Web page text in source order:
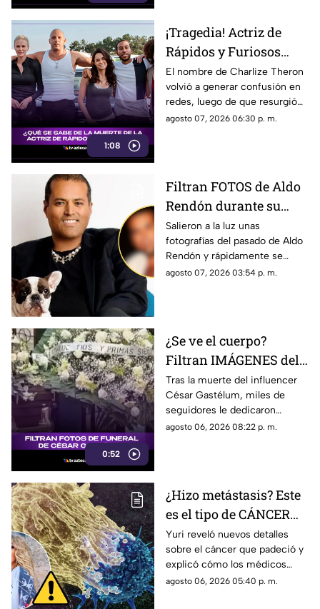
1:08
¡Tragedia! Actriz de
Rápidos y Furiosos
vivió el PEOR momento
de su vida; esto se sabe
El nombre de Charlize Theron
volvió a generar confusión en
redes, luego de que resurgió
fue el dramático episodio
agosto 07, 2026 06:30 p. m.
Filtran FOTOS de Aldo
Rendón durante su
juventud; ¿quién es y
por qué todos hablan
de él?
Salieron a la luz unas
fotografías del pasado de Aldo
Rendón y rápidamente se
hicieron virales por cómo se
agosto 07, 2026 03:54 p. m.
0:52
¿Se ve el cuerpo?
Filtran IMÁGENES del
funeral de César
Gastélum [VIDEO]
Tras la muerte del influencer
César Gastélum, miles de
seguidores le dedicaron
mensajes de despedida,
agosto 06, 2026 08:22 p. m.
¿Hizo metástasis? Este
es el tipo de CÁNCER
que le diagnosticaron a
Yuri
Yuri reveló nuevos detalles
sobre el cáncer que padeció y
explicó cómo los médicos
encontraron un pequeño
agosto 06, 2026 05:40 p. m.